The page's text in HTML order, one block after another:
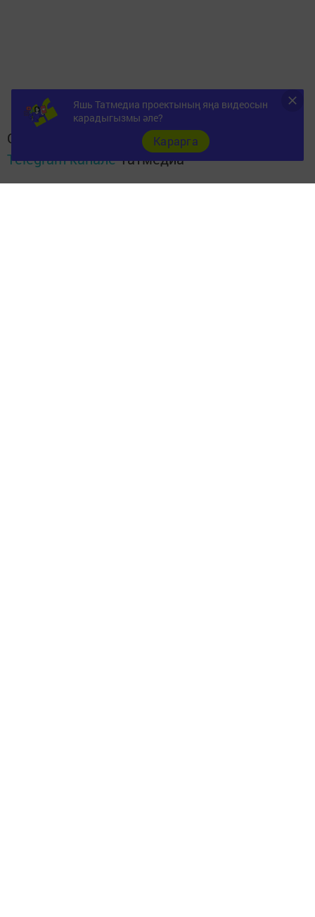
Следите за самым важным и интересным в
Telegram-каналеТатмедиа
Яшь Татмедиа проектының яңа видеосын
карадыгызмы әле?
Карарга